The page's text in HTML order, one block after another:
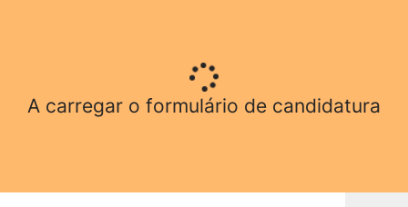
A carregar o formulário de candidatura